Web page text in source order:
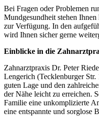
Bei Fragen oder Problemen
Mundgesundheit stehen Ihnen
zur Verfügung. In den
wird Ihnen sicher gerne
Einblicke in die
Zahnarztpraxis Dr. Peter
Lengerich (Tecklenburger Str.
guten Lage und den
der Nähe leicht zu erreichen.
Familie eine unkomplizierte
eine entspannte und sorglose